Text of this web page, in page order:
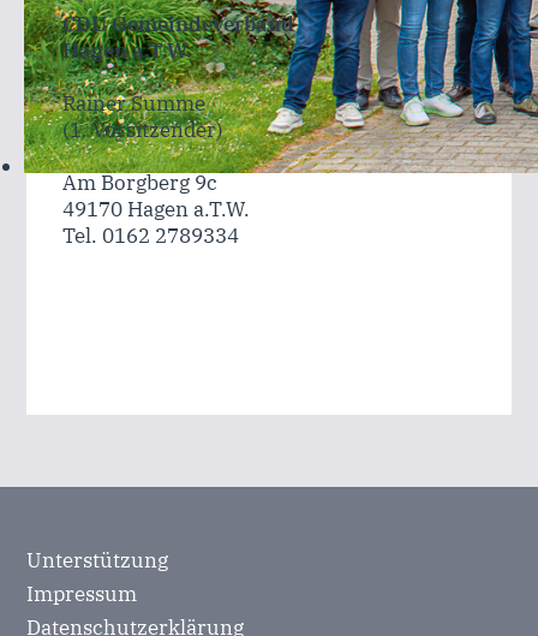
CDU Gemeindeverband
Hagen a.T.W.
Rainer Summe
(1. Vorsitzender)
Am Borgberg 9c
49170 Hagen a.T.W.
Tel. 0162 2789334
Unterstützung
Impressum
Datenschutzerklärung